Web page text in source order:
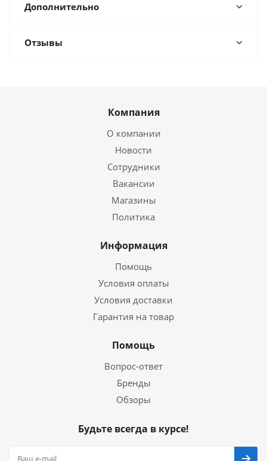
Дополнительно
Отзывы
Компания
О компании
Новости
Сотрудники
Вакансии
Магазины
Политика
Информация
Помощь
Условия оплаты
Условия доставки
Гарантия на товар
Помощь
Вопрос-ответ
Бренды
Обзоры
Будьте всегда в курсе!